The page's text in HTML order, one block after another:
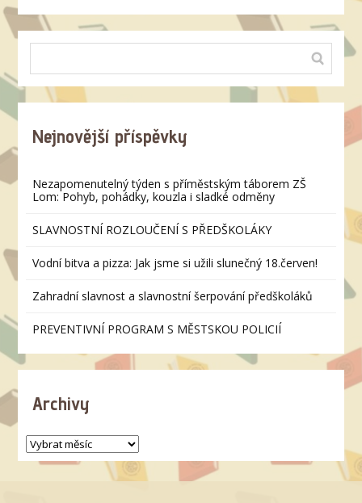
Nejnovější příspěvky
Nezapomenutelný týden s příměstským táborem ZŠ
Lom: Pohyb, pohádky, kouzla i sladké odměny
SLAVNOSTNÍ ROZLOUČENÍ S PŘEDŠKOLÁKY
Vodní bitva a pizza: Jak jsme si užili slunečný 18.červen!
Zahradní slavnost a slavnostní šerpování předškoláků
PREVENTIVNÍ PROGRAM S MĚSTSKOU POLICIÍ
Archivy